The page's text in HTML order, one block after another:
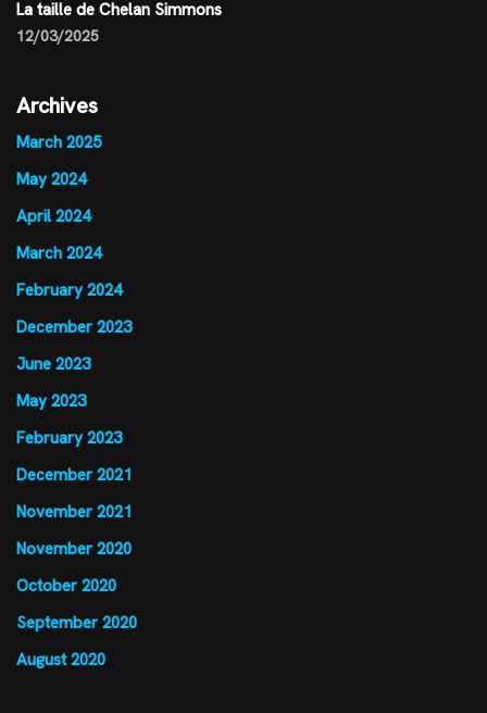
La taille de Chelan Simmons
12/03/2025
Archives
March 2025
May 2024
April 2024
March 2024
February 2024
December 2023
June 2023
May 2023
February 2023
December 2021
November 2021
November 2020
October 2020
September 2020
August 2020